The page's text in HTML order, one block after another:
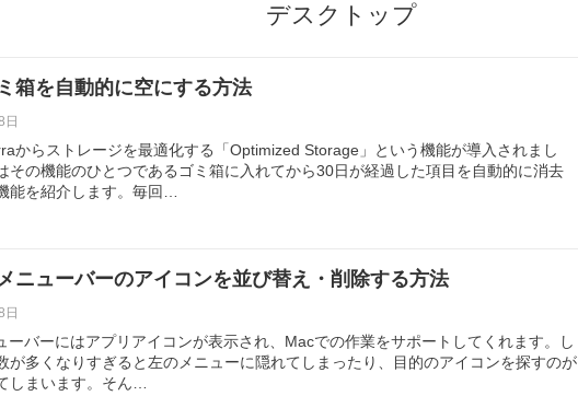
デスクトップ
箱を自動的に空にする方法
からストレージを最適化する「Optimized Storage」という機能が導入されまし
その機能のひとつであるゴミ箱に入れてから30日が経過した項目を自動的に消去
能を紹介します。毎回…
ニューバーのアイコンを並び替え・削除する方法
ーバーにはアプリアイコンが表示され、Macでの作業をサポートしてくれます。し
が多くなりすぎると左のメニューに隠れてしまったり、目的のアイコンを探すのが
しまいます。そん…